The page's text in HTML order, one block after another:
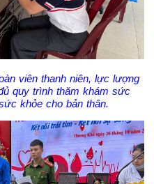
viên thanh niên, lực lượng
quy trình thăm khám sức
khỏe cho bản thân.